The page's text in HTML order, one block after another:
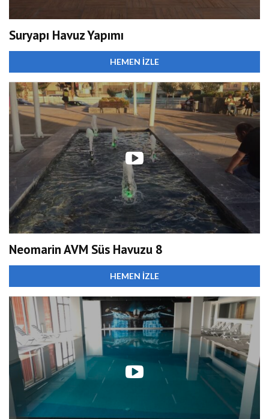
Suryapı Havuz Yapımı
HEMEN İZLE
Neomarin AVM Süs Havuzu 8
HEMEN İZLE